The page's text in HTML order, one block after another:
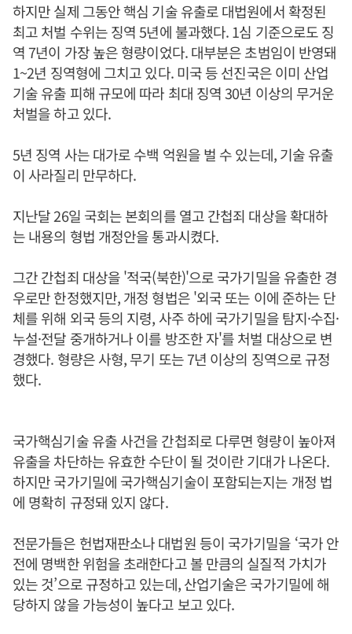
하지만 실제 그동안 핵심 기술 유출로 대법원에서 확정된
최고 처벌 수위는 징역 5년에 불과했다. 1심 기준으로도 징
역 7년이 가장 높은 형량이었다. 대부분은 초범임이 반영돼
1~2년 징역형에 그치고 있다. 미국 등 선진국은 이미 산업
기술 유출 피해 규모에 따라 최대 징역 30년 이상의 무거운
처벌을 하고 있다.
5년 징역 사는 대가로 수백 억원을 벌 수 있는데, 기술 유출
이 사라질리 만무하다.
지난달 26일 국회는 본회의를 열고 간첩죄 대상을 확대하
는 내용의 형법 개정안을 통과시켰다.
그간 간첩죄 대상을 '적국(북한)'으로 국가기밀을 유출한 경
우로만 한정했지만, 개정 형법은 '외국 또는 이에 준하는 단
체를 위해 외국 등의 지령, 사주 하에 국가기밀을 탐지·수집·
누설·전달 중개하거나 이를 방조한 자'를 처벌 대상으로 변
경했다. 형량은 사형, 무기 또는 7년 이상의 징역으로 규정
했다.
국가핵심기술 유출 사건을 간첩죄로 다루면 형량이 높아져
유출을 차단하는 유효한 수단이 될 것이란 기대가 나온다.
하지만 국가기밀에 국가핵심기술이 포함되는지는 개정 법
에 명확히 규정돼 있지 않다.
전문가들은 헌법재판소나 대법원 등이 국가기밀을 ‘국가 안
전에 명백한 위험을 초래한다고 볼 만큼의 실질적 가치가
있는 것’으로 규정하고 있는데, 산업기술은 국가기밀에 해
당하지 않을 가능성이 높다고 보고 있다.